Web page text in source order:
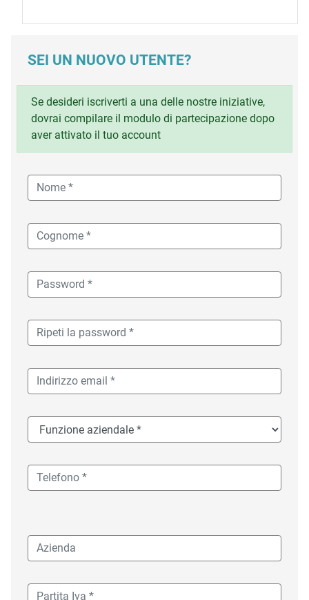
SEI UN NUOVO UTENTE?
Se desideri iscriverti a una delle nostre iniziative,
dovrai compilare il modulo di partecipazione dopo
aver attivato il tuo account